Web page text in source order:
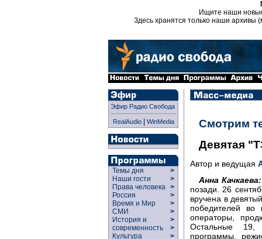
Ищите наши
Здесь хранятся только наши архивы
Эфир Радио Свобода
RealAudio| WinMedia
Темы дня
>
Наши гости
>
Права человека >
Россия
>
Время и Мир
>
СМИ
>
История и
современность
>
>
Культура
>
Смотрим
Девятая
Автор и ведущая
Анна Качкаева:
позади. 26
вручена в
победителей во
операторы,
Остальные 19,
программы,